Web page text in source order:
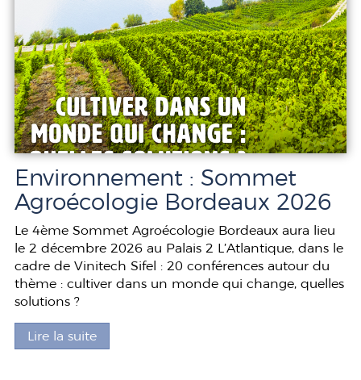
Environnement : Sommet
Agroécologie Bordeaux 2026
Le 4ème Sommet Agroécologie Bordeaux aura lieu
le 2 décembre 2026 au Palais 2 L’Atlantique, dans le
cadre de Vinitech Sifel : 20 conférences autour du
thème : cultiver dans un monde qui change, quelles
solutions ?
Lire la suite